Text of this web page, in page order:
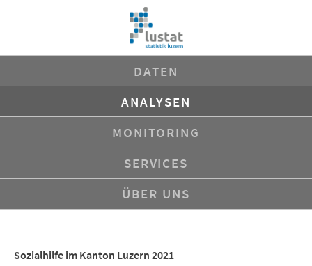
DATEN
ANALYSEN
MONITORING
SERVICES
ÜBER UNS
Sozialhilfe im Kanton Luzern 2021